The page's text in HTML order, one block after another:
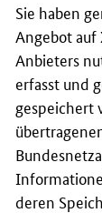
Sie haben
Angebot auf
Anbieters
erfasst und
gespeichert
deren